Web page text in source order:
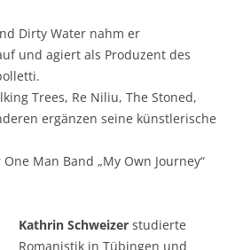
Dirty Water nahm er
und agiert als Produzent des
Trees, Re Niliu, The Stoned,
ergänzen seine künstlerische
Man Band „My Own Journey“
Kathrin Schweizer studierte
Romanistik in Tübingen und